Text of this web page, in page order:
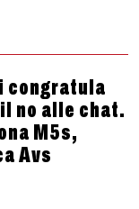
congratula
no alle chat.
M5s,
Avs